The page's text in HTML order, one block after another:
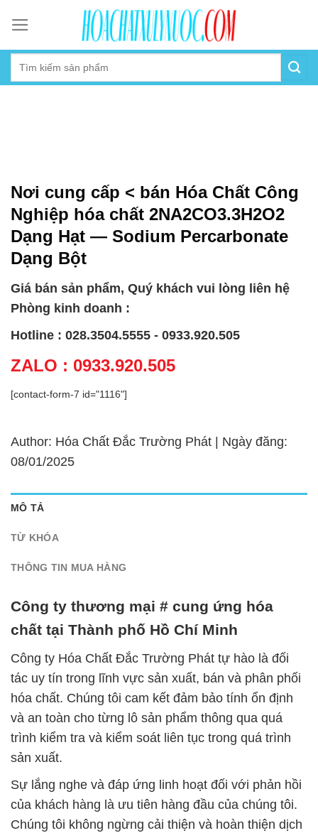
content
Nơi cung cấp < bán Hóa Chất Công
Nghiệp hóa chất 2NA2CO3.3H2O2
Dạng Hạt — Sodium Percarbonate
Dạng Bột
Giá bán sản phẩm, Quý khách vui lòng liên hệ
Phòng kinh doanh :
Hotline : 028.3504.5555 - 0933.920.505
ZALO : 0933.920.505
[contact-form-7 id="1116"]
Author: Hóa Chất Đắc Trường Phát | Ngày đăng:
08/01/2025
MÔ TẢ
TỪ KHÓA
THÔNG TIN MUA HÀNG
Công ty thương mại # cung ứng hóa
chất tại Thành phố Hồ Chí Minh
Công ty Hóa Chất Đắc Trường Phát tự hào là đối
tác uy tín trong lĩnh vực sản xuất, bán và phân phối
hóa chất. Chúng tôi cam kết đảm bảo tính ổn định
và an toàn cho từng lô sản phẩm thông qua quá
trình kiểm tra và kiểm soát liên tục trong quá trình
sản xuất.
Sự lắng nghe và đáp ứng linh hoạt đối với phản hồi
của khách hàng là ưu tiên hàng đầu của chúng tôi.
Chúng tôi không ngừng cải thiện và hoàn thiện dịch